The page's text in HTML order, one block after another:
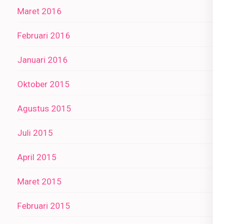
Maret 2016
Februari 2016
Januari 2016
Oktober 2015
Agustus 2015
Juli 2015
April 2015
Maret 2015
Februari 2015